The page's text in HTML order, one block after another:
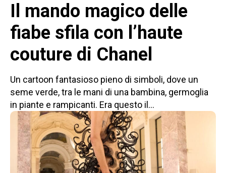
Il mando magico delle
fiabe sfila con l’haute
couture di Chanel
Un cartoon fantasioso pieno di simboli, dove un
seme verde, tra le mani di una bambina, germoglia
in piante e rampicanti. Era questo il...